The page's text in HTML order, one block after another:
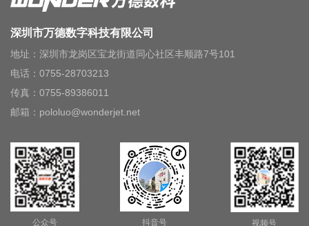
深圳市万德数字科技有限公司
地址：深圳市龙岗区宝龙街道同心社区丰顺路7号101
电话：0755-28703213
传真：0755-89386011
邮箱：pololuo@wonderjet.net
公众号 抖音号 视频号